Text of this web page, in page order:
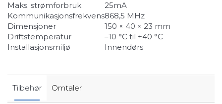
Maks. strømforbruk
25mA
Kommunikasjonsfrekvens868,5 MHz
Dimensjoner
150 × 40 × 23 mm
Driftstemperatur
–10 °C til +40 °C
Installasjonsmiljø
Innendørs
Tilbehør Omtaler